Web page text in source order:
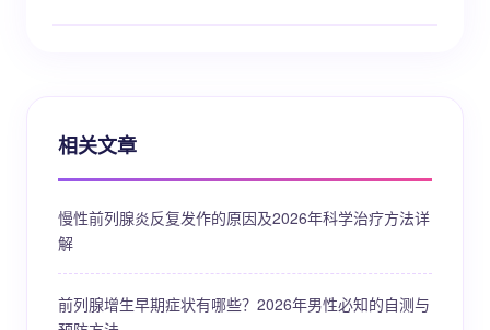
相关文章
慢性前列腺炎反复发作的原因及2026年科学治疗方法详
解
前列腺增生早期症状有哪些？2026年男性必知的自测与